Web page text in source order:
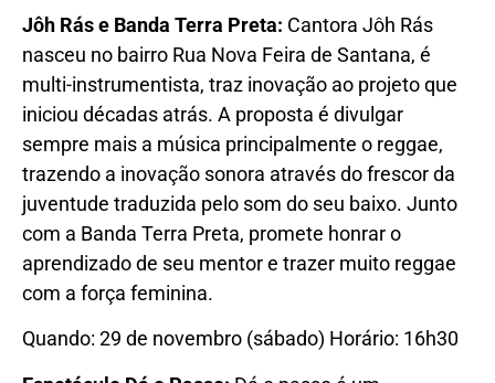
Jôh Rás e Banda Terra Preta: Cantora Jôh Rás
nasceu no bairro Rua Nova Feira de Santana, é
multi-instrumentista, traz inovação ao projeto que
iniciou décadas atrás. A proposta é divulgar
sempre mais a música principalmente o reggae,
trazendo a inovação sonora através do frescor da
juventude traduzida pelo som do seu baixo. Junto
com a Banda Terra Preta, promete honrar o
aprendizado de seu mentor e trazer muito reggae
com a força feminina.
Quando: 29 de novembro (sábado) Horário: 16h30